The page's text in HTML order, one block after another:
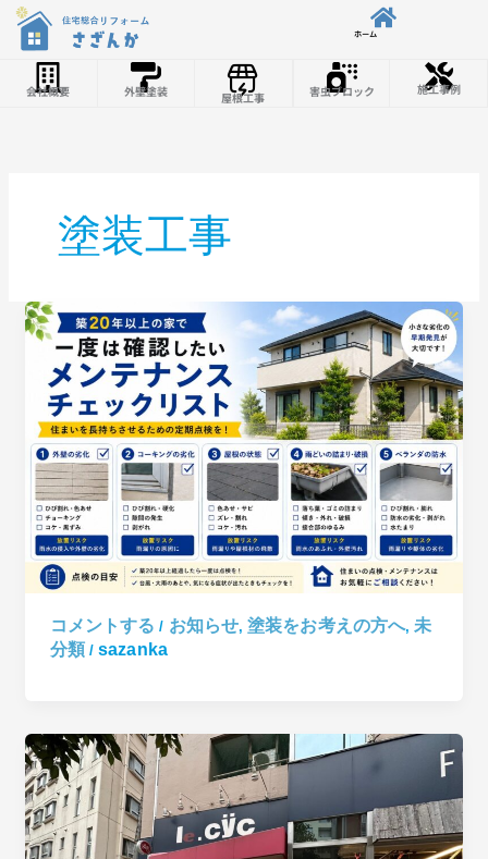
ホーム
会社概要 外壁塗装 屋根工事 害虫ブロック 施工事例
塗装工事
コメントする / お知らせ,塗装をお考えの方へ,未
分類 /sazanka